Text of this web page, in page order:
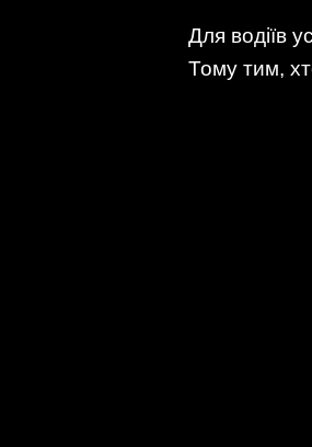
Для водіїв
Тому тим,